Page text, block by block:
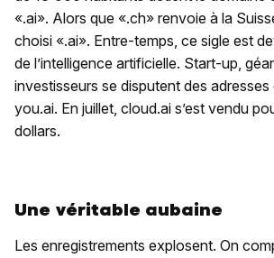
«.ai». Alors que «.ch» renvoie à la
choisi «.ai». Entre-temps, ce sigle est
de l’intelligence artificielle. Start-up,
investisseurs se disputent des
you.ai. En juillet, cloud.ai s’est vendu
dollars.
Une véritable aubaine
Les enregistrements explosent. On